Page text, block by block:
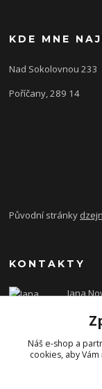
KDE MNE
Nad Sokolovnou 233
Poříčany, 289 14
Původní stránky
KONTAKTY
Jana
Náš e-shop a
cookies, aby